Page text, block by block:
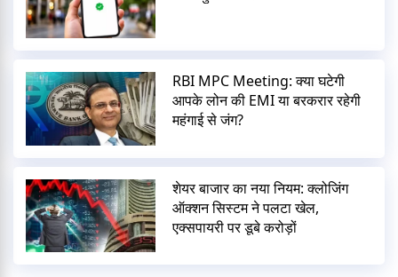
RBI MPC Meeting: क्या घटेगी
आपके लोन की EMI या बरकरार रहेगी
महंगाई से जंग?
शेयर बाजार का नया नियम: क्लोजिंग
ऑक्शन सिस्टम ने पलटा खेल,
एक्सपायरी पर डूबे करोड़ों